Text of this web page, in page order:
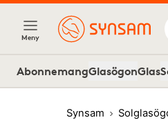
Meny
AbonnemangGlasögonGlas
Synsam